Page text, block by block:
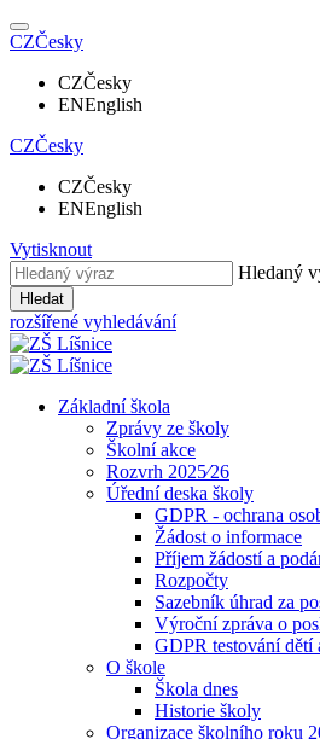
CZČesky
CZČesky
ENEnglish
CZČesky
CZČesky
ENEnglish
Vytisknout
Hledaný
Hledat
rozšířené vyhledávání
Základní škola
Zprávy ze školy
Školní akce
Rozvrh 2025⁄26
Úřední deska školy
GDPR - ochrana
Žádost o informace
Příjem žádostí a
Rozpočty
Sazebník úhrad za
Výroční zpráva o
GDPR testování dětí
O škole
Škola dnes
Historie školy
Organizace školního roku